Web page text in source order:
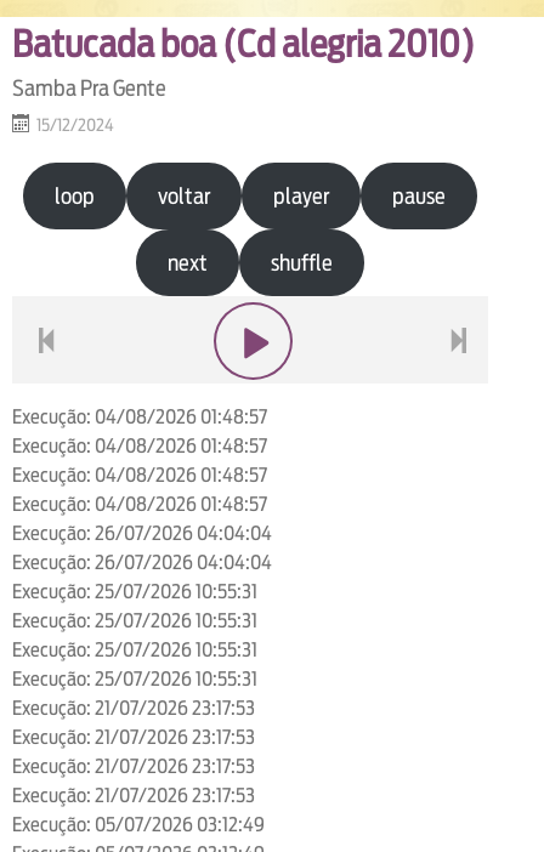
Batucada boa (Cd alegria 2010)
Samba Pra Gente
15/12/2024
loop voltar player pause
next shuffle
Execução: 04/08/2026 01:48:57
Execução: 04/08/2026 01:48:57
Execução: 04/08/2026 01:48:57
Execução: 04/08/2026 01:48:57
Execução: 26/07/2026 04:04:04
Execução: 26/07/2026 04:04:04
Execução: 25/07/2026 10:55:31
Execução: 25/07/2026 10:55:31
Execução: 25/07/2026 10:55:31
Execução: 25/07/2026 10:55:31
Execução: 21/07/2026 23:17:53
Execução: 21/07/2026 23:17:53
Execução: 21/07/2026 23:17:53
Execução: 21/07/2026 23:17:53
Execução: 05/07/2026 03:12:49